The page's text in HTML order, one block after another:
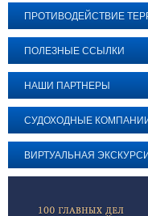
ПРОТИВОДЕЙСТВИЕ
ПОЛЕЗНЫЕ ССЫЛКИ
НАШИ ПАРТНЕРЫ
СУДОХОДНЫЕ
ВИРТУАЛЬНАЯ